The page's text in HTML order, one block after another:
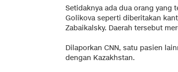
Setidaknya ada dua orang yang
Golikova seperti diberitakan
Zabaikalsky. Daerah tersebut
Dilaporkan CNN, satu pasien
dengan Kazakhstan.